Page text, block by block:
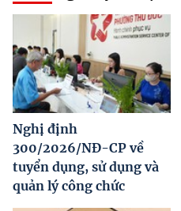
Nghị định
300/2026/NĐ-CP về
tuyển dụng, sử dụng và
quản lý công chức